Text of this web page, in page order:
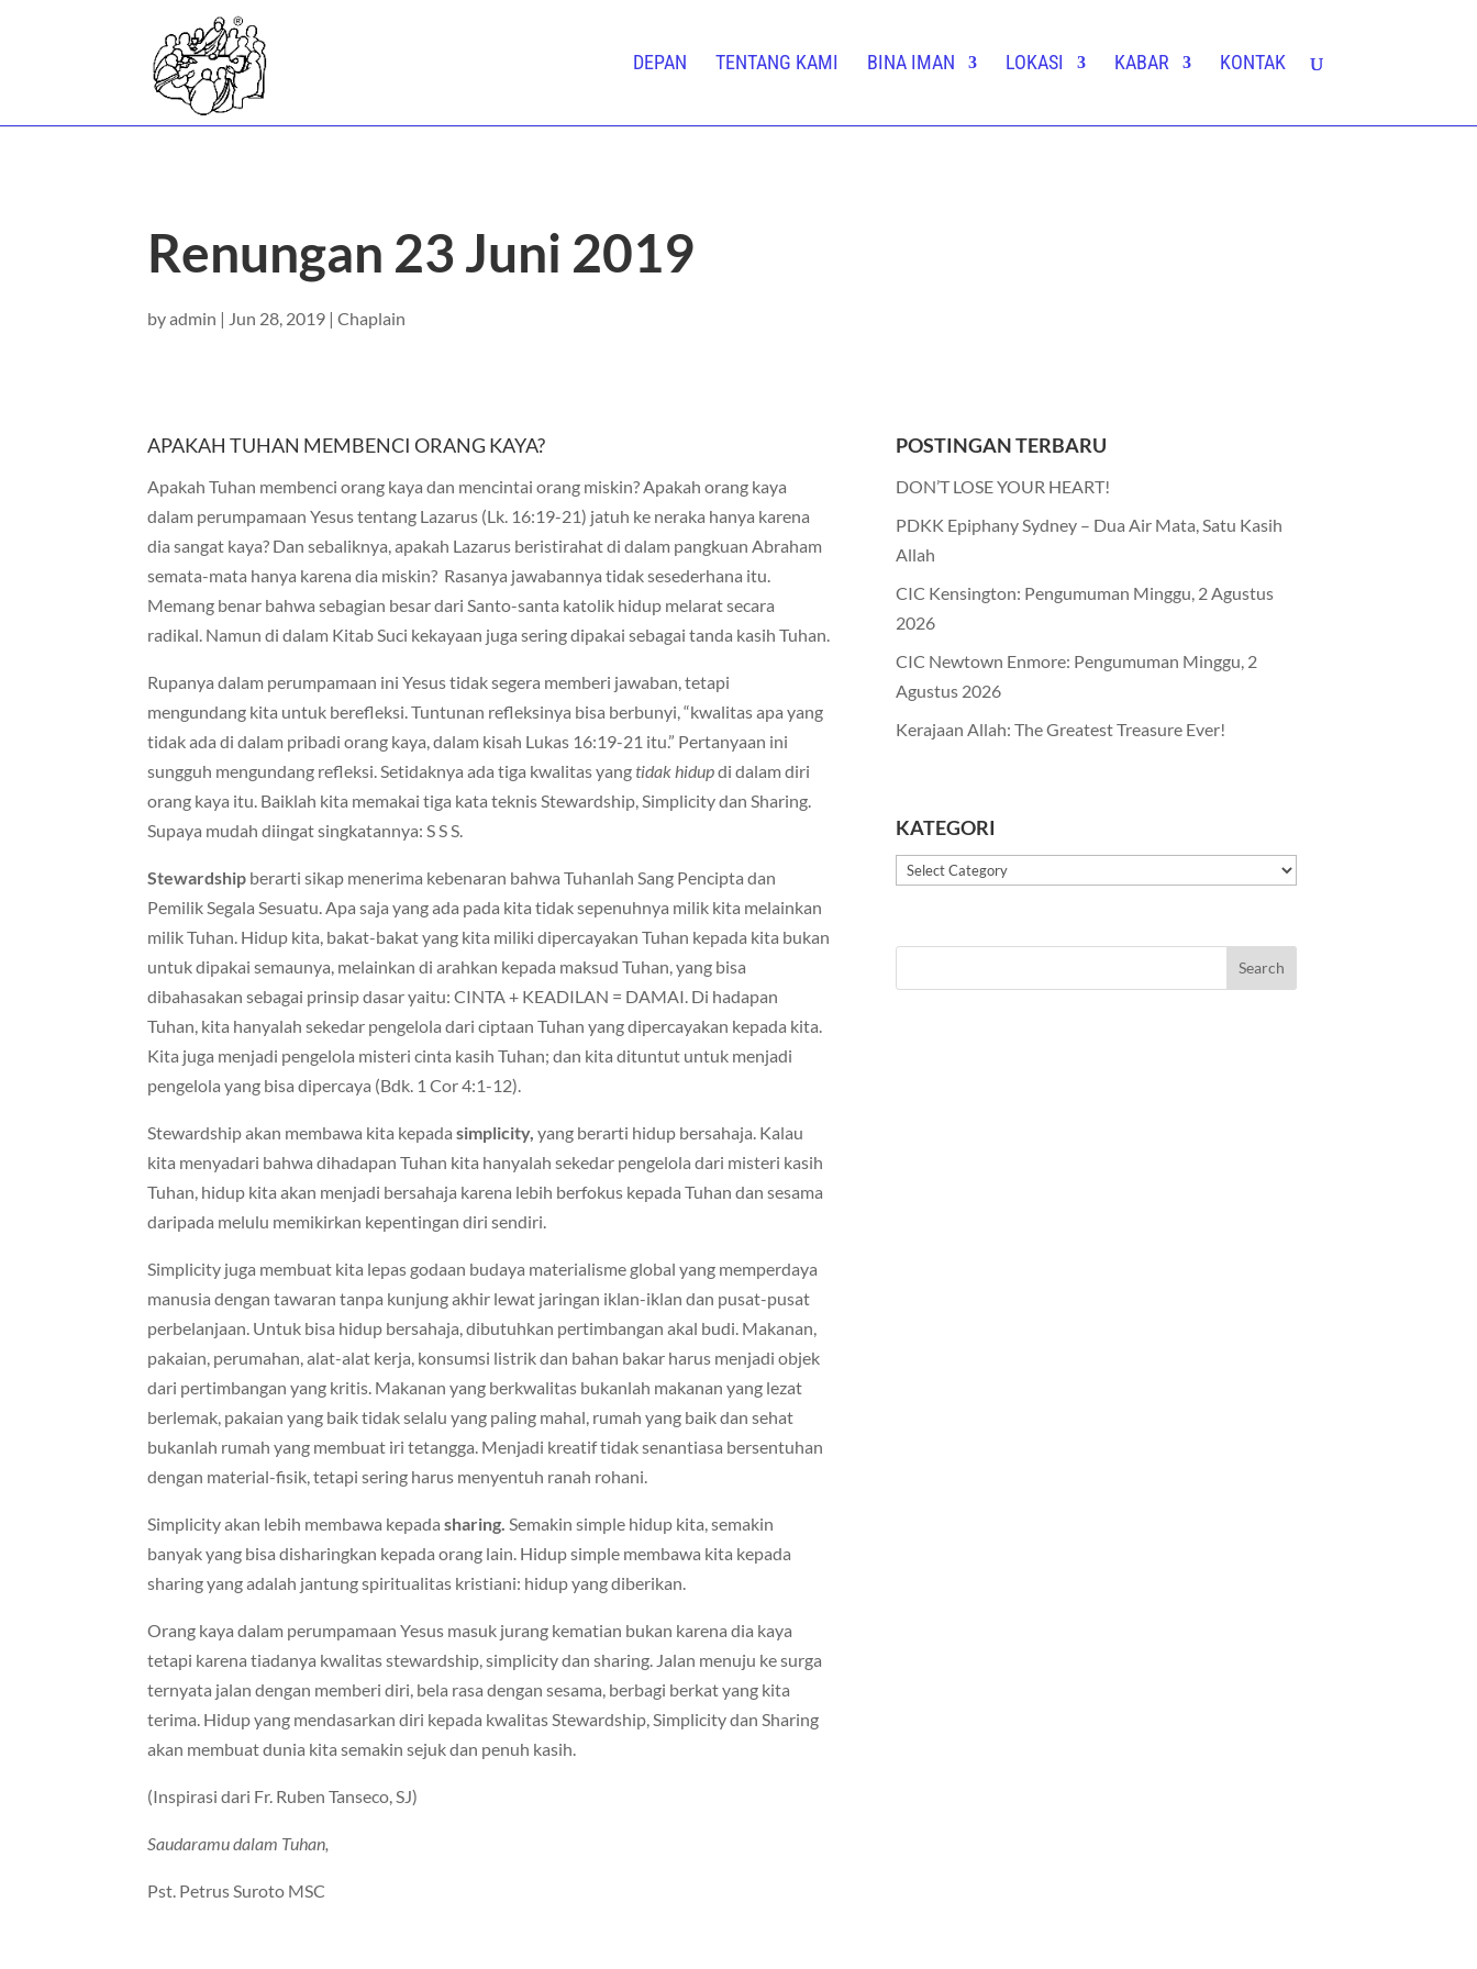
DEPAN TENTANG KAMI BINA IMAN LOKASI KABAR KONTAK
Renungan 23 Juni 2019
byadmin | Jun 28, 2019 |Chaplain
APAKAH TUHAN MEMBENCI ORANG KAYA?
Apakah Tuhan membenci orang kaya dan mencintai orang miskin? Apakah orang kaya
dalam perumpamaan Yesus tentang Lazarus (Lk. 16:19-21) jatuh ke neraka hanya karena
dia sangat kaya? Dan sebaliknya, apakah Lazarus beristirahat di dalam pangkuan Abraham
semata-mata hanya karena dia miskin? Rasanya jawabannya tidak sesederhana itu.
Memang benar bahwa sebagian besar dari Santo-santa katolik hidup melarat secara
radikal. Namun di dalam Kitab Suci kekayaan juga sering dipakai sebagai tanda kasih Tuhan.
Rupanya dalam perumpamaan ini Yesus tidak segera memberi jawaban, tetapi
mengundang kita untuk berefleksi. Tuntunan refleksinya bisa berbunyi, “kwalitas apa yang
tidak ada di dalam pribadi orang kaya, dalam kisah Lukas 16:19-21 itu.” Pertanyaan ini
sungguh mengundang refleksi. Setidaknya ada tiga kwalitas yangtidak hidupdi dalam diri
orang kaya itu. Baiklah kita memakai tiga kata teknis Stewardship, Simplicity dan Sharing.
Supaya mudah diingat singkatannya: S S S.
Stewardship berarti sikap menerima kebenaran bahwa Tuhanlah Sang Pencipta dan
Pemilik Segala Sesuatu. Apa saja yang ada pada kita tidak sepenuhnya milik kita melainkan
milik Tuhan. Hidup kita, bakat-bakat yang kita miliki dipercayakan Tuhan kepada kita bukan
untuk dipakai semaunya, melainkan di arahkan kepada maksud Tuhan, yang bisa
dibahasakan sebagai prinsip dasar yaitu: CINTA + KEADILAN = DAMAI. Di hadapan
Tuhan, kita hanyalah sekedar pengelola dari ciptaan Tuhan yang dipercayakan kepada kita.
Kita juga menjadi pengelola misteri cinta kasih Tuhan; dan kita dituntut untuk menjadi
pengelola yang bisa dipercaya (Bdk. 1 Cor 4:1-12).
Stewardship akan membawa kita kepadasimplicity, yang berarti hidup bersahaja. Kalau
kita menyadari bahwa dihadapan Tuhan kita hanyalah sekedar pengelola dari misteri kasih
Tuhan, hidup kita akan menjadi bersahaja karena lebih berfokus kepada Tuhan dan sesama
daripada melulu memikirkan kepentingan diri sendiri.
Simplicity juga membuat kita lepas godaan budaya materialisme global yang memperdaya
manusia dengan tawaran tanpa kunjung akhir lewat jaringan iklan-iklan dan pusat-pusat
perbelanjaan. Untuk bisa hidup bersahaja, dibutuhkan pertimbangan akal budi. Makanan,
pakaian, perumahan, alat-alat kerja, konsumsi listrik dan bahan bakar harus menjadi objek
dari pertimbangan yang kritis. Makanan yang berkwalitas bukanlah makanan yang lezat
berlemak, pakaian yang baik tidak selalu yang paling mahal, rumah yang baik dan sehat
bukanlah rumah yang membuat iri tetangga. Menjadi kreatif tidak senantiasa bersentuhan
dengan material-fisik, tetapi sering harus menyentuh ranah rohani.
Simplicity akan lebih membawa kepadasharing. Semakin simple hidup kita, semakin
banyak yang bisa disharingkan kepada orang lain. Hidup simple membawa kita kepada
sharing yang adalah jantung spiritualitas kristiani: hidup yang diberikan.
Orang kaya dalam perumpamaan Yesus masuk jurang kematian bukan karena dia kaya
tetapi karena tiadanya kwalitas stewardship, simplicity dan sharing. Jalan menuju ke surga
ternyata jalan dengan memberi diri, bela rasa dengan sesama, berbagi berkat yang kita
terima. Hidup yang mendasarkan diri kepada kwalitas Stewardship, Simplicity dan Sharing
akan membuat dunia kita semakin sejuk dan penuh kasih.
(Inspirasi dari Fr. Ruben Tanseco, SJ)
Saudaramu dalam Tuhan,
Pst. Petrus Suroto MSC
POSTINGAN TERBARU
DON’T LOSE YOUR HEART!
PDKK Epiphany Sydney – Dua Air Mata, Satu Kasih
Allah
CIC Kensington: Pengumuman Minggu, 2 Agustus
2026
CIC Newtown Enmore: Pengumuman Minggu, 2
Agustus 2026
Kerajaan Allah: The Greatest Treasure Ever!
KATEGORI
Kategori